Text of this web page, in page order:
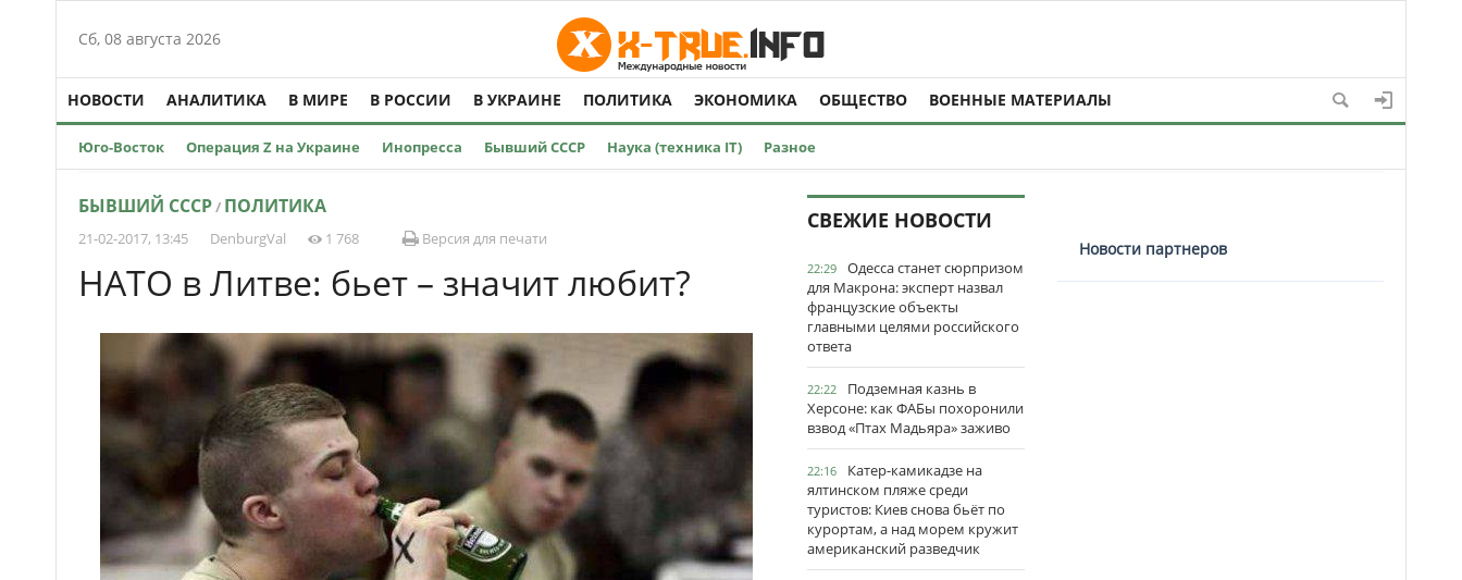
Сб, 08 августа 2026
НОВОСТИ АНАЛИТИКА В МИРЕ В РОССИИ В УКРАИНЕ ПОЛИТИКА ЭКОНОМИКА ОБЩЕСТВО ВОЕННЫЕ МАТЕРИАЛЫ
Юго-Восток Операция Z на Украине Инопресса Бывший СССР Наука (техника IT) Разное
БЫВШИЙ СССР/ ПОЛИТИКА
21-02-2017, 13:45 DenburgVal 1 768 Версия для печати
НАТО в Литве: бьет – значит любит?
СВЕЖИЕ НОВОСТИ
22:29
Одесса станет сюрпризом
для Макрона: эксперт назвал
французские объекты
главными целями российского
ответа
22:22
Подземная казнь в
Херсоне: как ФАБы похоронили
взвод «Птах Мадьяра» заживо
22:16
Катер-камикадзе на
ялтинском пляже среди
туристов: Киев снова бьёт по
курортам, а над морем кружит
американский разведчик
Новости партнеров